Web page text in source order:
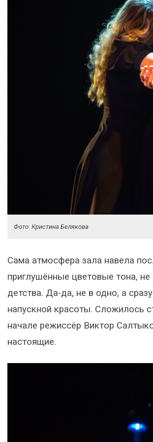
Фото: Кристина Белякова
Сама атмосфера зала навела
приглушённые цветовые тона,
детства. Да-да, не в одно, а
напускной красоты. Сложилось
начале режиссёр Виктор
настоящие.